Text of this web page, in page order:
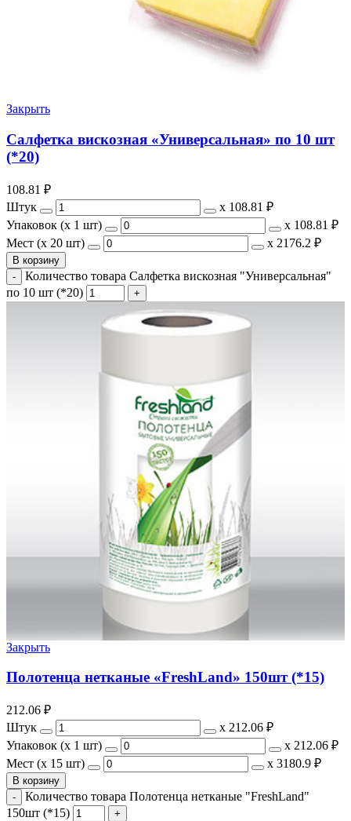
Закрыть
Салфетка вискозная «Универсальная» по 10 шт
(*20)
108.81 ₽
Штук
х 108.81 ₽
Упаковок (x 1 шт)
х 108.81 ₽
Мест (x 20 шт)
х 2176.2 ₽
В корзину
Количество товара Салфетка вискозная "Универсальная"
по 10 шт (*20)
Закрыть
Полотенца нетканые «FreshLand» 150шт (*15)
212.06 ₽
Штук
х 212.06 ₽
Упаковок (x 1 шт)
х 212.06 ₽
Мест (x 15 шт)
х 3180.9 ₽
В корзину
Количество товара Полотенца нетканые "FreshLand"
150шт (*15)